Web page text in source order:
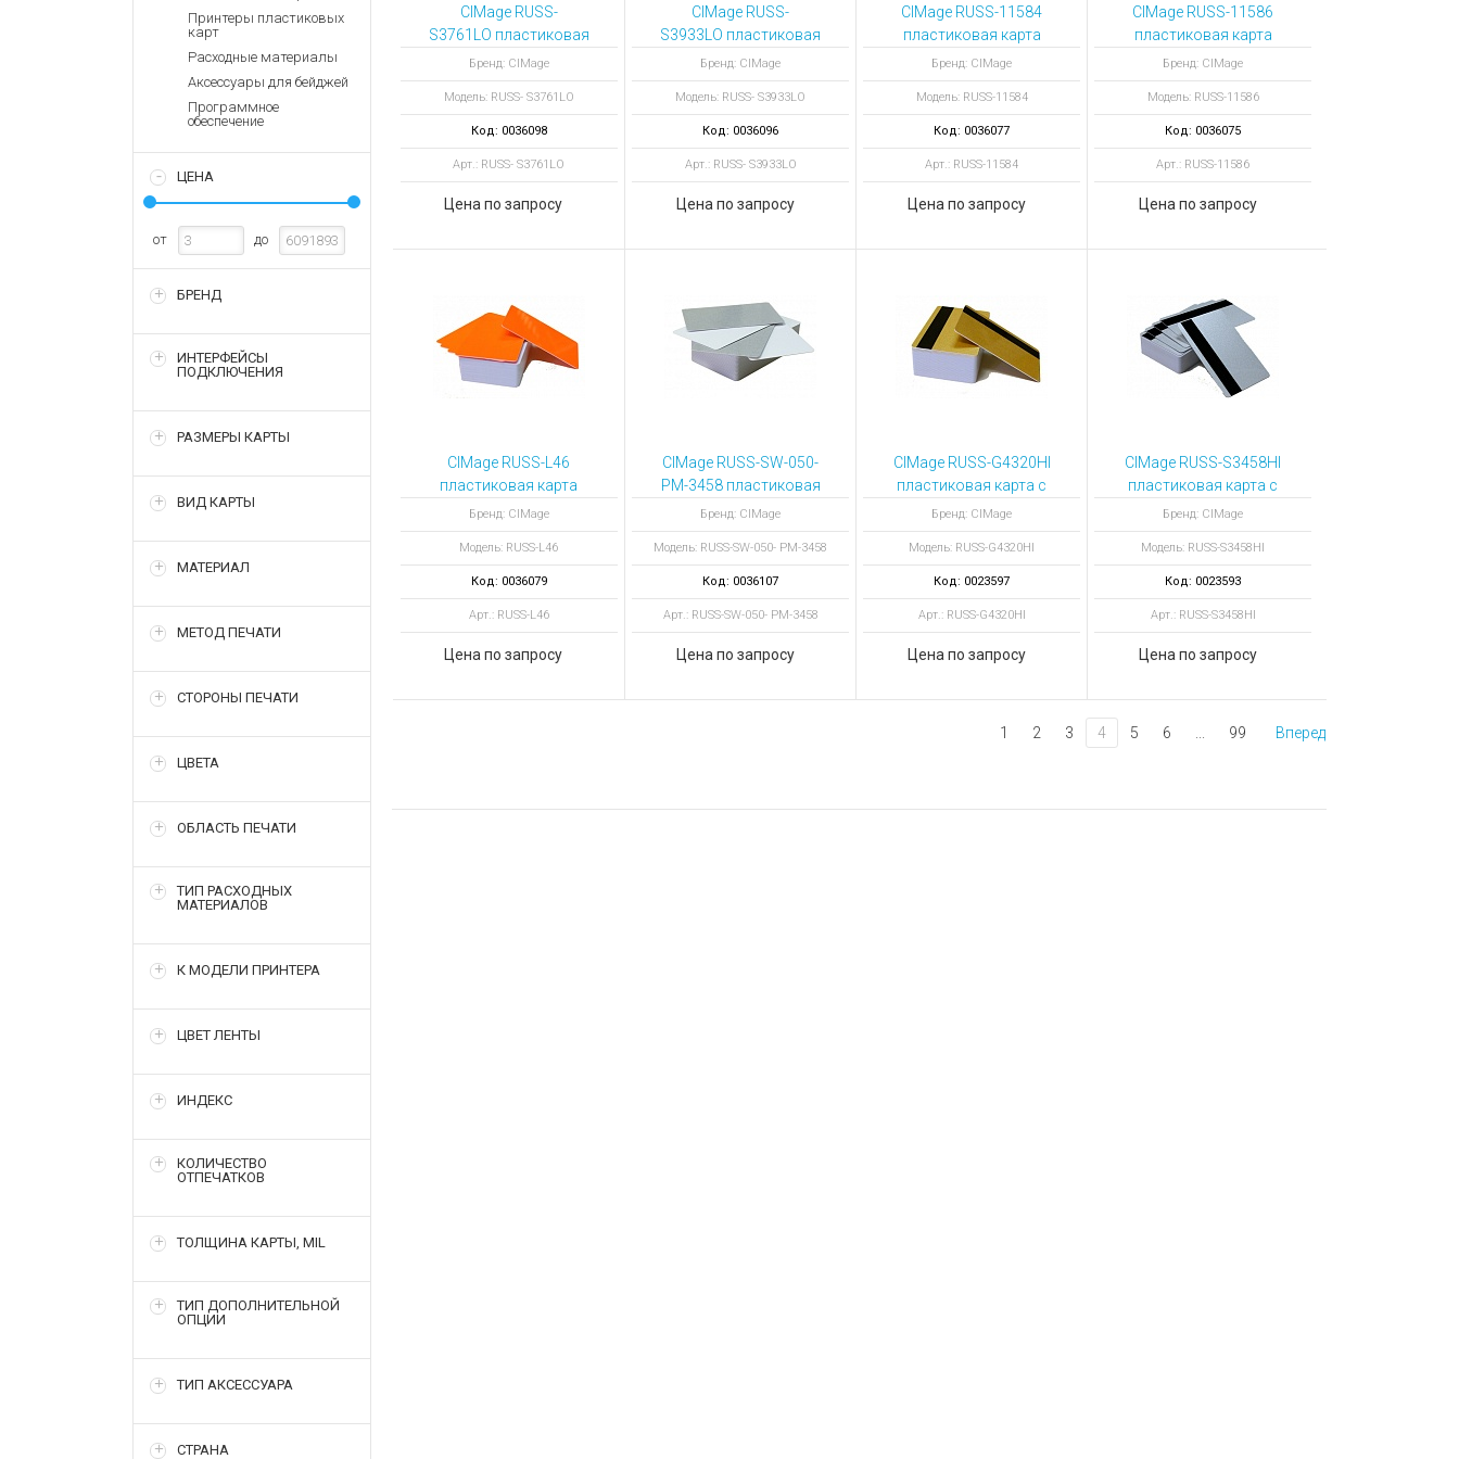
Запасные
части
Терминалы
оплаты
Архивные
Аккумуляторы для ноутбуков
Зарядные устройства для ноутбуков
Архивные товары
Принтеры пластиковых
карт
Расходные материалы
Аксессуары для бейджей
Программное
обеспечение
ЦЕНА
от до
БРЕНД
ИНТЕРФЕЙСЫ
ПОДКЛЮЧЕНИЯ
РАЗМЕРЫ КАРТЫ
ВИД КАРТЫ
МАТЕРИАЛ
МЕТОД ПЕЧАТИ
СТОРОНЫ ПЕЧАТИ
ЦВЕТА
ОБЛАСТЬ ПЕЧАТИ
ТИП РАСХОДНЫХ
МАТЕРИАЛОВ
К МОДЕЛИ ПРИНТЕРА
ЦВЕТ ЛЕНТЫ
ИНДЕКС
КОЛИЧЕСТВО
ОТПЕЧАТКОВ
ТОЛЩИНА КАРТЫ, MIL
ТИП ДОПОЛНИТЕЛЬНОЙ
ОПЦИИ
ТИП АКСЕССУАРА
СТРАНА
CIMage RUSS-
S3761LO пластиковая
карта с магнитной
полосой
Бренд: CIMage
Модель: RUSS- S3761LO
Код: 0036098
Арт.: RUSS- S3761LO
Цена по запросу
CIMage RUSS-
S3933LO пластиковая
карта с магнитной
полосой
Бренд: CIMage
Модель: RUSS- S3933LO
Код: 0036096
Арт.: RUSS- S3933LO
Цена по запросу
CIMage RUSS-11584
пластиковая карта
цвет голубой
Бренд: CIMage
Модель: RUSS-11584
Код: 0036077
Арт.: RUSS-11584
Цена по запросу
CIMage RUSS-11586
пластиковая карта
цвет бежевый
Бренд: CIMage
Модель: RUSS-11586
Код: 0036075
Арт.: RUSS-11586
Цена по запросу
CIMage RUSS-L46
пластиковая карта
цвет ярко-оранжевый
Бренд: CIMage
Модель: RUSS-L46
Код: 0036079
Арт.: RUSS-L46
Цена по запросу
CIMage RUSS-SW-050-
PM-3458 пластиковая
карта односторонняя
Бренд: CIMage
Модель: RUSS-SW-050- PM-3458
Код: 0036107
Арт.: RUSS-SW-050- PM-3458
Цена по запросу
CIMage RUSS-G4320HI
пластиковая карта с
магнитной полосой
Бренд: CIMage
Модель: RUSS-G4320HI
Код: 0023597
Арт.: RUSS-G4320HI
Цена по запросу
CIMage RUSS-S3458HI
пластиковая карта с
магнитной полосой
Бренд: CIMage
Модель: RUSS-S3458HI
Код: 0023593
Арт.: RUSS-S3458HI
Цена по запросу
1 2 3 4 5 6 99 Вперед